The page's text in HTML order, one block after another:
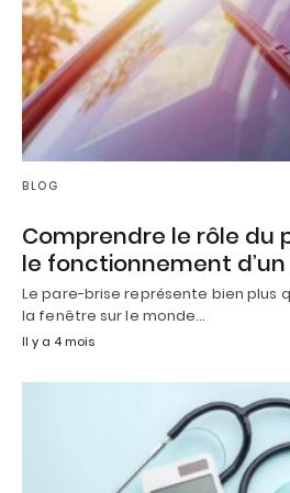
BLOG
Comprendre le rôle du
le fonctionnement
Le pare-brise représente bien plus
la fenêtre sur le monde…
Il y a 4 mois